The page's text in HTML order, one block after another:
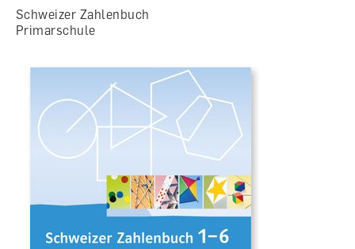
Schweizer Zahlenbuch
Primarschule